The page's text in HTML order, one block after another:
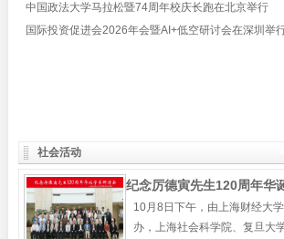
中国政法大学马拉松暨74周年校庆长跑在北京举行
国际投资促进会2026年会暨AI+低空研讨会在深圳举
社会活动
纪念厉德寅先生120周年华
研讨会在上
10月8日下午，由上海财经大
办，上海社会科学院、复旦大